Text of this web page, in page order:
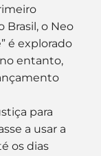
o Neo
é explorado
entanto,
para
a usar a
os dias